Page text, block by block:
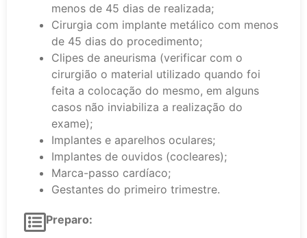
menos de 45 dias de realizada;
Cirurgia com implante metálico com menos
de 45 dias do procedimento;
Clipes de aneurisma (verificar com o
cirurgião o material utilizado quando foi
feita a colocação do mesmo, em alguns
casos não inviabiliza a realização do
exame);
Implantes e aparelhos oculares;
Implantes de ouvidos (cocleares);
Marca-passo cardíaco;
Gestantes do primeiro trimestre.
Preparo: